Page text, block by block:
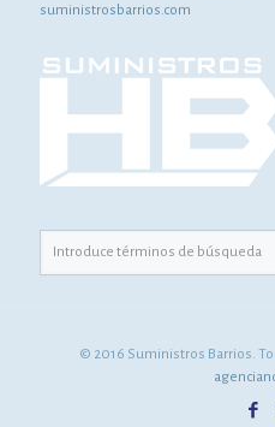
suministrosbarrios.com
© 2016 Suministros Barrios.